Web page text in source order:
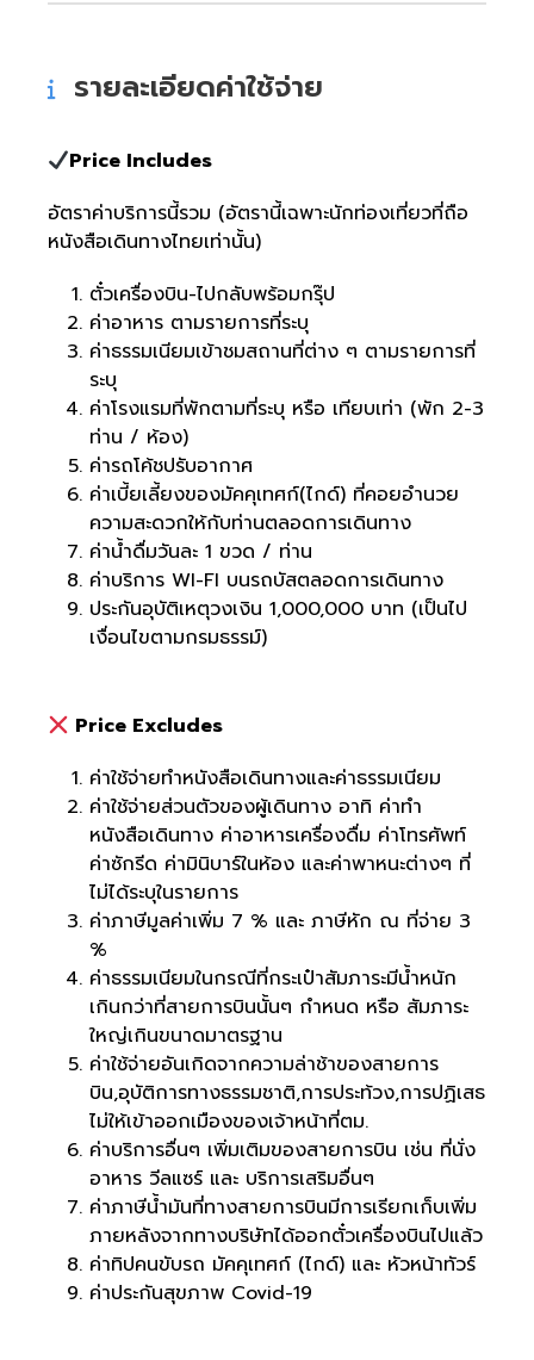
รายละเอียดค่าใช้จ่าย
Price Includes
อัตราค่าบริการนี้รวม (อัตรานี้เฉพาะนักท่องเที่ยวที่ถือ
หนังสือเดินทางไทยเท่านั้น)
ตั๋วเครื่องบิน-ไปกลับพร้อมกรุ๊ป
ค่าอาหาร ตามรายการที่ระบุ
ค่าธรรมเนียมเข้าชมสถานที่ต่าง ๆ ตามรายการที่
ระบุ
ค่าโรงแรมที่พักตามที่ระบุ หรือ เทียบเท่า (พัก 2-3
ท่าน / ห้อง)
ค่ารถโค้ชปรับอากาศ
ค่าเบี้ยเลี้ยงของมัคคุเทศก์(ไกด์) ที่คอยอำนวย
ความสะดวกให้กับท่านตลอดการเดินทาง
ค่าน้ำดื่มวันละ 1 ขวด / ท่าน
ค่าบริการ WI-FI บนรถบัสตลอดการเดินทาง
ประกันอุบัติเหตุวงเงิน 1,000,000 บาท (เป็นไป
เงื่อนไขตามกรมธรรม์)
Price Excludes
ค่าใช้จ่ายทำหนังสือเดินทางและค่าธรรมเนียม
ค่าใช้จ่ายส่วนตัวของผู้เดินทาง อาทิ ค่าทำ
หนังสือเดินทาง ค่าอาหารเครื่องดื่ม ค่าโทรศัพท์
ค่าซักรีด ค่ามินิบาร์ในห้อง และค่าพาหนะต่างๆ ที่
ไม่ได้ระบุในรายการ
ค่าภาษีมูลค่าเพิ่ม 7 % และ ภาษีหัก ณ ที่จ่าย 3
%
ค่าธรรมเนียมในกรณีที่กระเป๋าสัมภาระมีน้ำหนัก
เกินกว่าที่สายการบินนั้นๆ กำหนด หรือ สัมภาระ
ใหญ่เกินขนาดมาตรฐาน
ค่าใช้จ่ายอันเกิดจากความล่าช้าของสายการ
บิน,อุบัติการทางธรรมชาติ,การประท้วง,การปฏิเสธ
ไม่ให้เข้าออกเมืองของเจ้าหน้าที่ตม.
ค่าบริการอื่นๆ เพิ่มเติมของสายการบิน เช่น ที่นั่ง
อาหาร วีลแซร์ และ บริการเสริมอื่นๆ
ค่าภาษีน้ำมันที่ทางสายการบินมีการเรียกเก็บเพิ่ม
ภายหลังจากทางบริษัทได้ออกตั๋วเครื่องบินไปแล้ว
ค่าทิปคนขับรถ มัคคุเทศก์ (ไกด์) และ หัวหน้าทัวร์
ค่าประกันสุขภาพ Covid-19